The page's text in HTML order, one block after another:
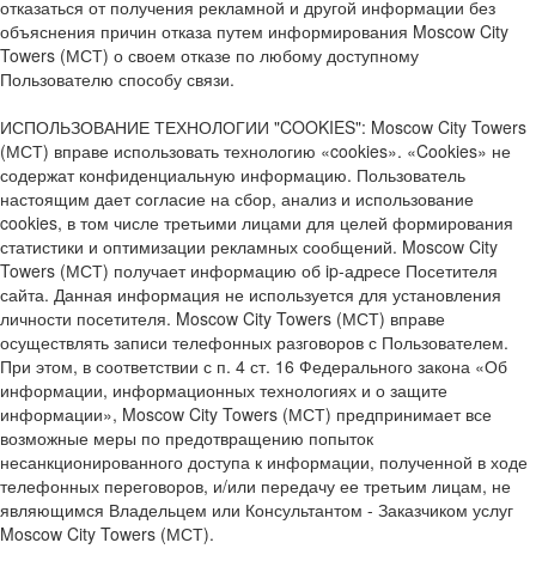
отказаться от получения рекламной и другой информации без
объяснения причин отказа путем информирования Moscow City
Towers (МСТ) о своем отказе по любому доступному
Пользователю способу связи.
ИСПОЛЬЗОВАНИЕ ТЕХНОЛОГИИ "COOKIES": Moscow City Towers
(МСТ) вправе использовать технологию «cookies». «Cookies» не
содержат конфиденциальную информацию. Пользователь
настоящим дает согласие на сбор, анализ и использование
cookies, в том числе третьими лицами для целей формирования
статистики и оптимизации рекламных сообщений. Moscow City
Towers (МСТ) получает информацию об ip-адресе Посетителя
сайта. Данная информация не используется для установления
личности посетителя. Moscow City Towers (МСТ) вправе
осуществлять записи телефонных разговоров с Пользователем.
При этом, в соответствии с п. 4 ст. 16 Федерального закона «Об
информации, информационных технологиях и о защите
информации», Moscow City Towers (МСТ) предпринимает все
возможные меры по предотвращению попыток
несанкционированного доступа к информации, полученной в ходе
телефонных переговоров, и/или передачу ее третьим лицам, не
являющимся Владельцем или Консультантом - Заказчиком услуг
Moscow City Towers (МСТ).